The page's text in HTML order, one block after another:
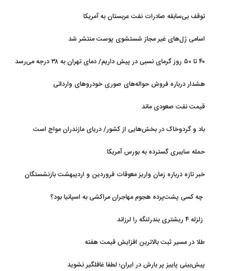
توقف بی‌سابقه صادرات نفت عربستان به آمریکا
اسامی ژل‌های غیر مجاز شستشوی پوست منتشر شد
۴۰ تا ۵۰ روز گرمای نسبی در پیش داریم/ دمای تهران به ۳۸ درجه می‌رسد
هشدار درباره فروش حواله‌های صوری خودروهای وارداتی
قیمت نفت صعودی ماند
باد و گردوخاک در بخش‌هایی از کشور/ دریای مازندران مواج است
حمله سایبری گسترده به بورس آمریکا
خبر تازه درباره زمان واریز معوقات فروردین و اردیبهشت بازنشستگان
چه کسی پشت‌پرده هجوم مهاجران مراکشی به اسپانیا بود؟
زلزله ۴ ریشتری بندرلنگه را لرزاند
طلا در مسیر ثبت بالاترین افزایش قیمت هفته
پیش‌بینی پاییز پر بارش در ایران؛ لطفا غافلگیر نشوید